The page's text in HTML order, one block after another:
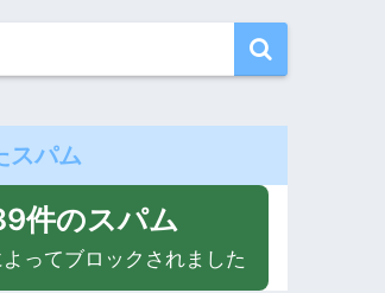
スパム
件のスパム
よってブロックされました